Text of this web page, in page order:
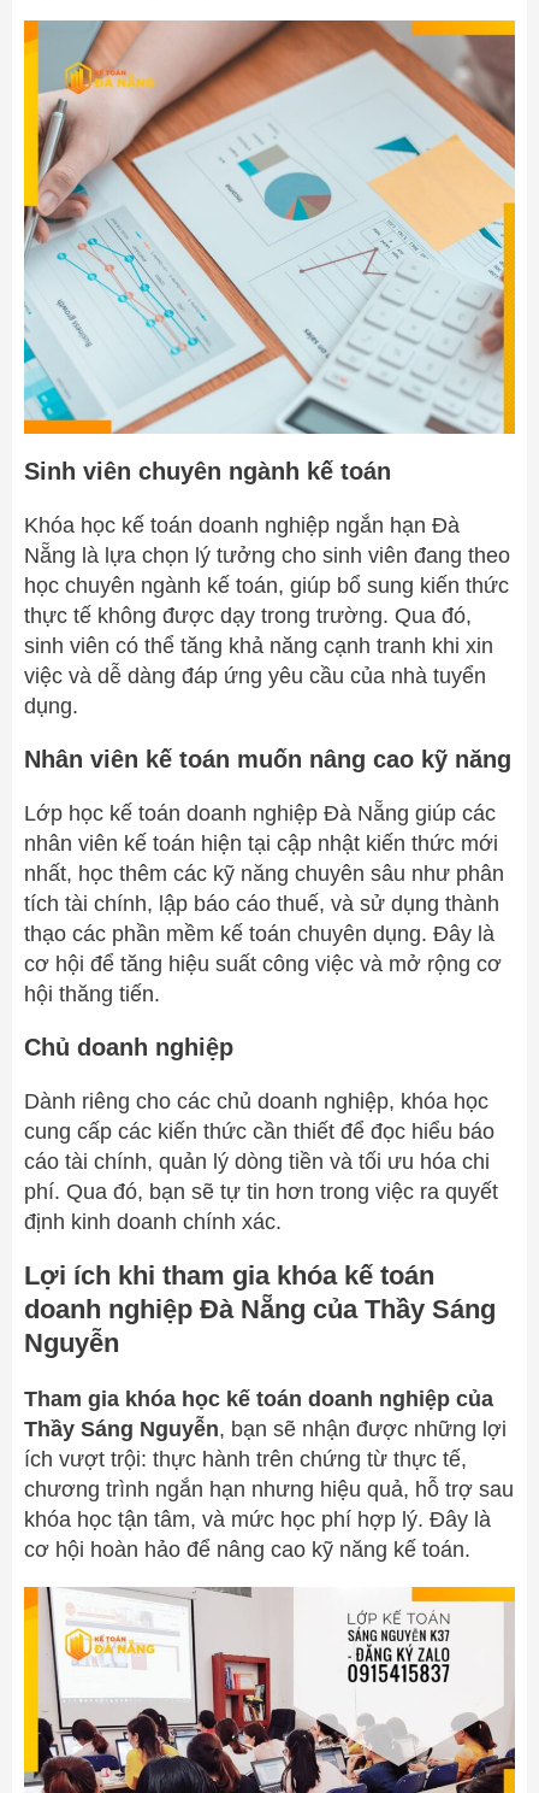
Sinh viên chuyên ngành kế toán
Khóa học kế toán doanh nghiệp ngắn hạn Đà
Nẵng là lựa chọn lý tưởng cho sinh viên đang theo
học chuyên ngành kế toán, giúp bổ sung kiến thức
thực tế không được dạy trong trường. Qua đó,
sinh viên có thể tăng khả năng cạnh tranh khi xin
việc và dễ dàng đáp ứng yêu cầu của nhà tuyển
dụng.
Nhân viên kế toán muốn nâng cao kỹ năng
Lớp học kế toán doanh nghiệp Đà Nẵng giúp các
nhân viên kế toán hiện tại cập nhật kiến thức mới
nhất, học thêm các kỹ năng chuyên sâu như phân
tích tài chính, lập báo cáo thuế, và sử dụng thành
thạo các phần mềm kế toán chuyên dụng. Đây là
cơ hội để tăng hiệu suất công việc và mở rộng cơ
hội thăng tiến.
Chủ doanh nghiệp
Dành riêng cho các chủ doanh nghiệp, khóa học
cung cấp các kiến thức cần thiết để đọc hiểu báo
cáo tài chính, quản lý dòng tiền và tối ưu hóa chi
phí. Qua đó, bạn sẽ tự tin hơn trong việc ra quyết
định kinh doanh chính xác.
Lợi ích khi tham gia khóa kế toán
doanh nghiệp Đà Nẵng của Thầy Sáng
Nguyễn
Tham gia khóa học kế toán doanh nghiệp của
Thầy Sáng Nguyễn, bạn sẽ nhận được những lợi
ích vượt trội: thực hành trên chứng từ thực tế,
chương trình ngắn hạn nhưng hiệu quả, hỗ trợ sau
khóa học tận tâm, và mức học phí hợp lý. Đây là
cơ hội hoàn hảo để nâng cao kỹ năng kế toán.